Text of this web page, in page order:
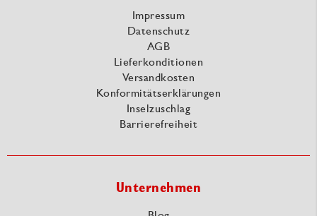
Impressum
Datenschutz
AGB
Lieferkonditionen
Versandkosten
Konformitätserklärungen
Inselzuschlag
Barrierefreiheit
Unternehmen